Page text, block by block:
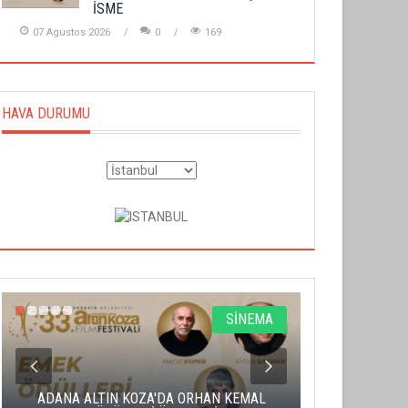
İSME
07 Agustos 2026 0 169
HAVA DURUMU
SİNEMA
ADANA ALTIN KOZA'DA ORHAN KEMAL